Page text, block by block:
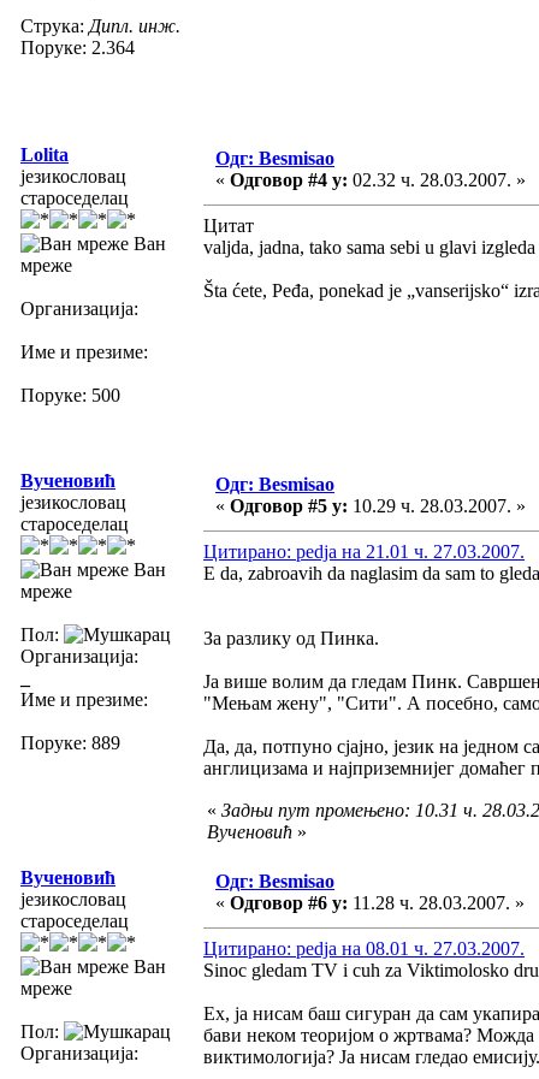
Струка: Дипл. инж.
Поруке: 2.364
Lolita
језикословац
староседелац
Ван
мреже
Организација:
Име и презиме:
Поруке: 500
Одг: Besmisao
« Одговор #4 у: 02.32 ч. 28.03.2007. »
Цитат
valjda, jadna, tako sama sebi u glavi
Šta ćete, Peđa, ponekad je „vanserijsko“
Вученовић
језикословац
староседелац
Ван
мреже
Пол:
Организација:
Име и презиме:
Поруке: 889
Одг: Besmisao
« Одговор #5 у: 10.29 ч. 28.03.2007. »
Цитирано: pedja на 21.01 ч. 27.03.2007.
E da, zabroavih da naglasim da sam to
За разлику од Пинка.
Ја више волим да гледам Пинк. Савршен
"Мењам жену", "Сити". А посебно, само
Да, да, потпуно сјајно, језик на
англицизама и најприземнијег домаћег
« Задњи пут промењено: 10.31 ч.
Вученовић »
Вученовић
језикословац
староседелац
Ван
мреже
Пол:
Организација:
Одг: Besmisao
« Одговор #6 у: 11.28 ч. 28.03.2007. »
Цитирано: pedja на 08.01 ч. 27.03.2007.
Sinoc gledam TV i cuh za Viktimolosko
Ех, ја нисам баш сигуран да сам
бави неком теоријом о жртвама?
виктимологија? Ја нисам гледао